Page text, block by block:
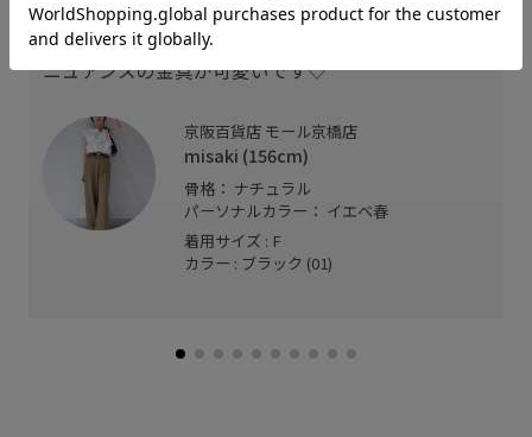
細すぎず太すぎないため幅広いコーディネートで活
躍しそうです◎
ニュアンスの金具が可愛いです♡
京阪百貨店 モール京橋店
misaki (156cm)
骨格： ナチュラル
パーソナルカラー： イエベ春
着用サイズ : F
カラー : ブラック (01)